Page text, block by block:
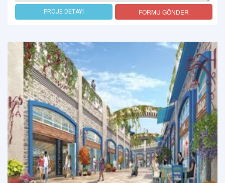
PROJE DETAYI FORMU GÖNDER